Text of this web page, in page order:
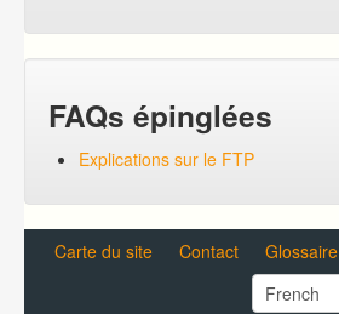
FAQs épinglées
Explications sur le FTP
Carte du site Contact Glossaire